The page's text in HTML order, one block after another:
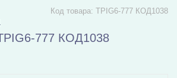
Код товара: TPIG6-777 КОД1038
777 КОД1038